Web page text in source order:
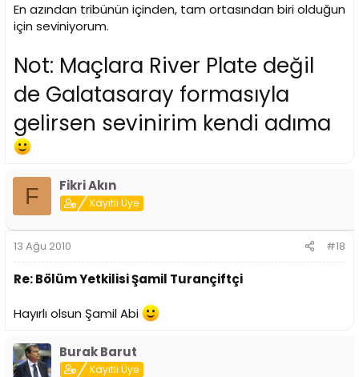
En azından tribünün içinden, tam ortasından biri olduğun
için seviniyorum.
Not: Maçlara River Plate değil
de Galatasaray formasıyla
gelirsen sevinirim kendi adıma
F Fikri Akın
Kayıtlı Üye
13 Ağu 2010 #18
Re: Bölüm Yetkilisi Şamil Turançiftçi
Hayırlı olsun Şamil Abi
Burak Barut
Kayıtlı Üye